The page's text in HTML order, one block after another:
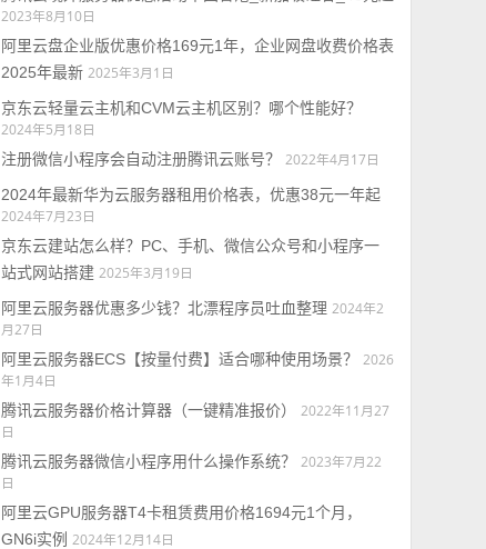
2023年8月10日
阿里云盘企业版优惠价格169元1年，企业网盘收费价格表
2025年最新 2025年3月1日
京东云轻量云主机和CVM云主机区别？哪个性能好？
2024年5月18日
注册微信小程序会自动注册腾讯云账号？
2022年4月17日
2024年最新华为云服务器租用价格表，优惠38元一年起
2024年7月23日
京东云建站怎么样？PC、手机、微信公众号和小程序一
站式网站搭建 2025年3月19日
阿里云服务器优惠多少钱？北漂程序员吐血整理 2024年2
月27日
阿里云服务器ECS【按量付费】适合哪种使用场景？
2026
年1月4日
腾讯云服务器价格计算器（一键精准报价）
2022年11月27
日
腾讯云服务器微信小程序用什么操作系统？
2023年7月22
日
阿里云GPU服务器T4卡租赁费用价格1694元1个月，
GN6i实例 2024年12月14日